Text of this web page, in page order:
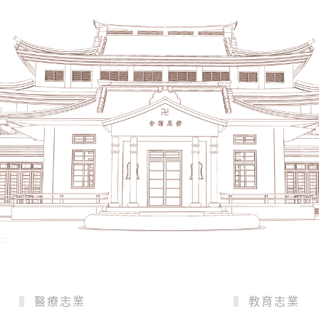
醫療志業 教育志業